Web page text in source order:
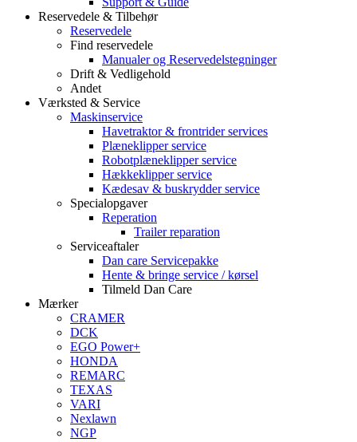
Reservedele & Tilbehør
Reservedele
Find reservedele
Manualer og Reservedelstegninger
Drift & Vedligehold
Andet
Værksted & Service
Maskinservice
Havetraktor & frontrider services
Plæneklipper service
Robotplæneklipper service
Hækkeklipper service
Kædesav & buskrydder service
Specialopgaver
Reperation
Trailer reparation
Serviceaftaler
Dan care Servicepakke
Hente & bringe service / kørsel
Tilmeld Dan Care
Mærker
CRAMER
DCK
EGO Power+
HONDA
REMARC
TEXAS
VARI
Nexlawn
NGP